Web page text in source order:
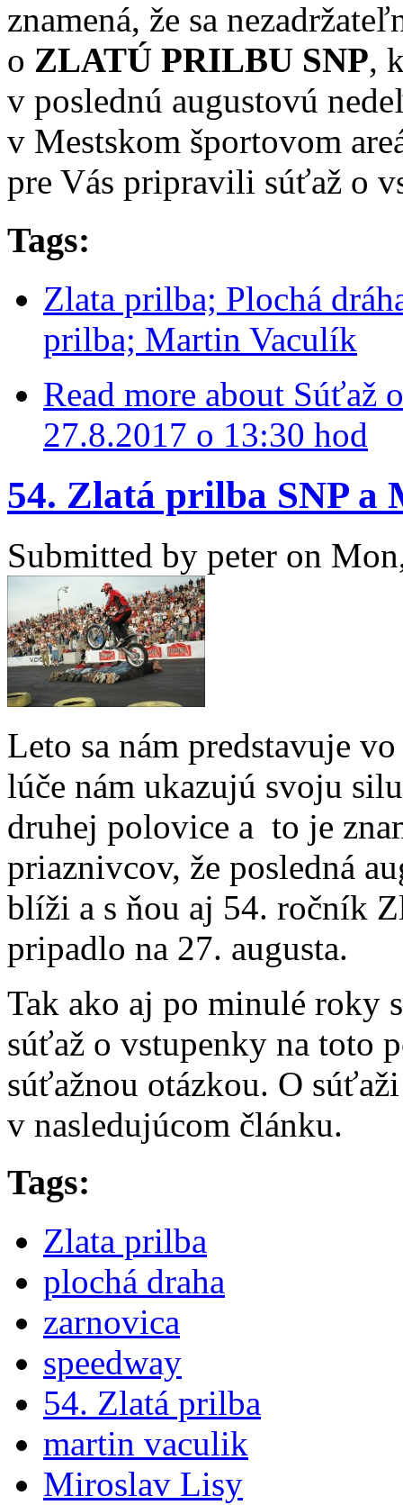
znamená, že sa
o ZLATÚ PRILBU SNP,
v poslednú augustovú
v Mestskom športovom
pre Vás pripravili súťaž o
Tags:
Zlata prilba; Plochá
prilba; Martin Vaculík
Read more about Súťaž
27.8.2017 o 13:30 hod
54. Zlatá prilba SNP a
Submitted by peter on
Leto sa nám predstavuje
lúče nám ukazujú svoju
druhej polovice a to je
priaznivcov, že posledná
blíži a s ňou aj 54. ročník
pripadlo na 27. augusta.
Tak ako aj po minulé roky
súťaž o vstupenky na toto
súťažnou otázkou. O
v nasledujúcom článku.
Tags:
Zlata prilba
plochá draha
zarnovica
speedway
54. Zlatá prilba
martin vaculik
Miroslav Lisy